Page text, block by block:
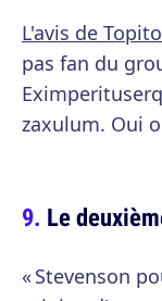
L'avis de Topito
pas fan du
zaxulum. Oui
Le
« Stevenson